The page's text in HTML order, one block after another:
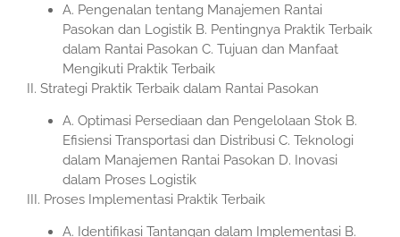
A. Pengenalan tentang Manajemen Rantai
Pasokan dan Logistik B. Pentingnya Praktik Terbaik
dalam Rantai Pasokan C. Tujuan dan Manfaat
Mengikuti Praktik Terbaik
II. Strategi Praktik Terbaik dalam Rantai Pasokan
A. Optimasi Persediaan dan Pengelolaan Stok B.
Efisiensi Transportasi dan Distribusi C. Teknologi
dalam Manajemen Rantai Pasokan D. Inovasi
dalam Proses Logistik
III. Proses Implementasi Praktik Terbaik
A. Identifikasi Tantangan dalam Implementasi B.